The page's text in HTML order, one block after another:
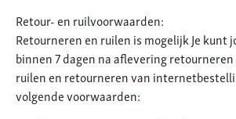
Retour- en ruilvoorwaarden:
Retourneren en ruilen is mogelijk Je kunt
binnen 7 dagen na aflevering
ruilen en retourneren van
volgende voorwaarden: